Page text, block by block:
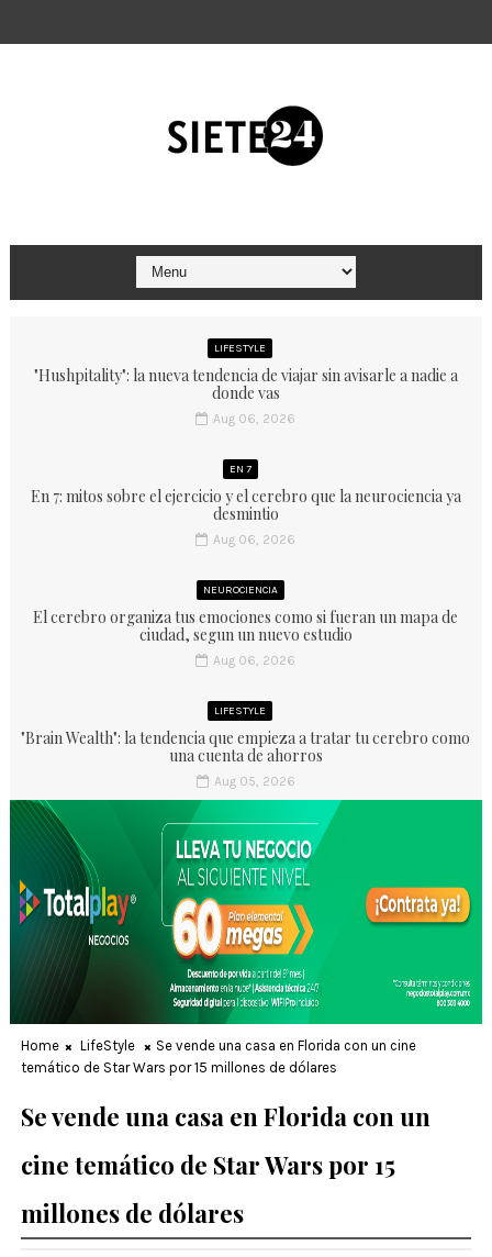
LIFESTYLE
"Hushpitality": la nueva tendencia de viajar sin avisarle a nadie a
donde vas
Aug 06, 2026
EN 7
En 7: mitos sobre el ejercicio y el cerebro que la neurociencia ya
desmintio
Aug 06, 2026
NEUROCIENCIA
El cerebro organiza tus emociones como si fueran un mapa de
ciudad, segun un nuevo estudio
Aug 06, 2026
LIFESTYLE
"Brain Wealth": la tendencia que empieza a tratar tu cerebro como
una cuenta de ahorros
Aug 05, 2026
Home LifeStyle
Se vende una casa en Florida con un cine
temático de Star Wars por 15 millones de dólares
Se vende una casa en Florida con un
cine temático de Star Wars por 15
millones de dólares